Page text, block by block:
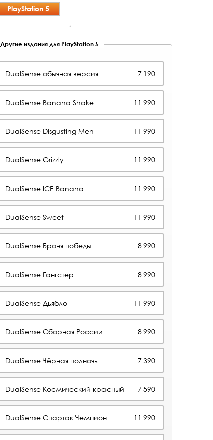
PlayStation 5
Другие издания для PlayStation 5
DualSense обычная версия 7 190
DualSense Banana Shake 11 990
DualSense Disgusting Men 11 990
DualSense Grizzly 11 990
DualSense ICE Banana 11 990
DualSense Sweet 11 990
DualSense Броня победы 8 990
DualSense Гангстер 8 990
DualSense Дьябло 11 990
DualSense Сборная России 8 990
DualSense Чёрная полночь 7 390
DualSense Космический красный 7 590
DualSense Спартак Чемпион 11 990